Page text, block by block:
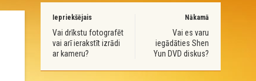
Iepriekšējais
Vai drīkstu fotografēt
vai arī ierakstīt izrādi
ar kameru?
Nākamā
Vai es varu
iegādāties Shen
Yun DVD diskus?